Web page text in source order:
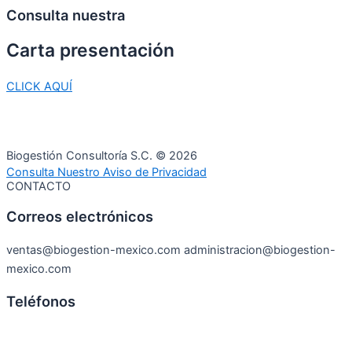
Consulta nuestra
Carta presentación
CLICK AQUÍ
Biogestión Consultoría S.C. © 2026
Consulta Nuestro Aviso de Privacidad
CONTACTO
Correos electrónicos
ventas@biogestion-mexico.com administracion@biogestion-
mexico.com
Teléfonos